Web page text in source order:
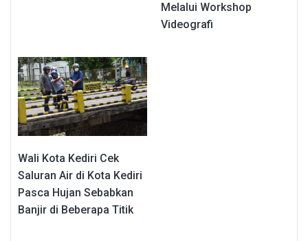
Melalui Workshop
Videografi
Wali Kota Kediri Cek
Saluran Air di Kota Kediri
Pasca Hujan Sebabkan
Banjir di Beberapa Titik